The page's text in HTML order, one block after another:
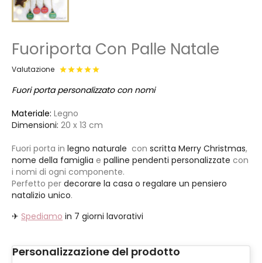
Fuoriporta Con Palle Natale
Valutazione
Fuori porta personalizzato con nomi
Materiale: Legno
Dimensioni: 20 x 13 cm
Fuori porta in legno naturale con scritta Merry Christmas,
nome della famiglia e palline pendenti personalizzate con
i nomi di ogni componente.
Perfetto per decorare la casa o regalare un pensiero
natalizio unico.
✈ Spediamo in 7 giorni lavorativi
Personalizzazione del prodotto